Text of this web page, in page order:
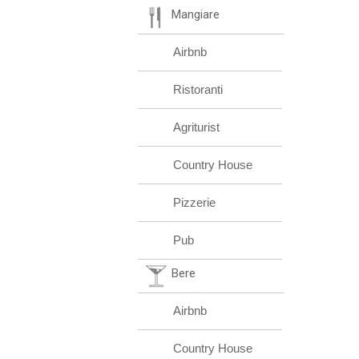
Mangiare
Airbnb
Ristoranti
Agriturist
Country House
Pizzerie
Pub
Bere
Airbnb
Country House